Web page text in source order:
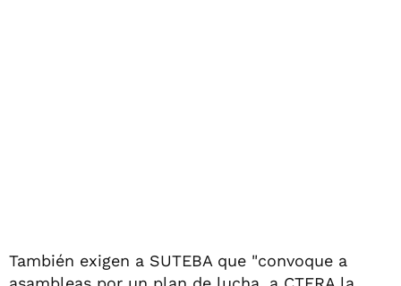
También exigen a SUTEBA que "convoque a